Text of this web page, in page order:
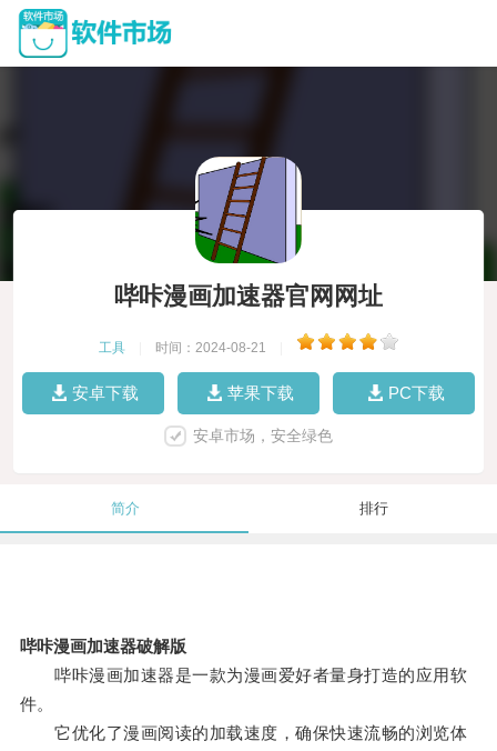
哔咔漫画加速器官网网址
工具 时间：2024-08-21
安卓下载 苹果下载 PC下载
安卓市场，安全绿色
简介 排行
哔咔漫画加速器破解版
哔咔漫画加速器是一款为漫画爱好者量身打造的应用软
件。
它优化了漫画阅读的加载速度，确保快速流畅的浏览体